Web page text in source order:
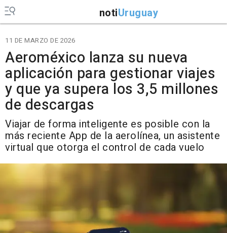
notiUruguay
11 DE MARZO DE 2026
Aeroméxico lanza su nueva
aplicación para gestionar viajes
y que ya supera los 3,5 millones
de descargas
Viajar de forma inteligente es posible con la
más reciente App de la aerolínea, un asistente
virtual que otorga el control de cada vuelo